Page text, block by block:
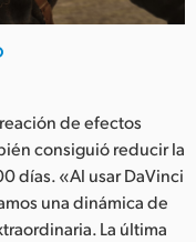
de efectos
consiguió reducir la
días. «Al usar DaVinci
una dinámica de
La última